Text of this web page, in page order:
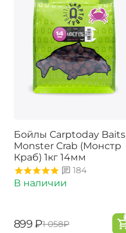
Бойлы Carptoday Baits
Monster Crab (Монстр
Краб) 1кг 14мм
184
В наличии
‍899‍ ₽‍1 058‍₽